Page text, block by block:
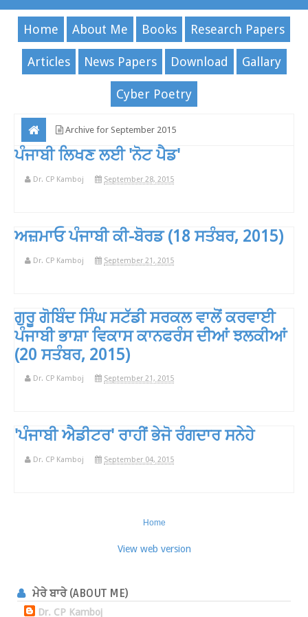
Home About Me Books Research Papers
Articles News Papers Download Gallary
Cyber Poetry
Archive for September 2015
ਪੰਜਾਬੀ ਲਿਖਣ ਲਈ 'ਨੋਟ ਪੈਡ'
Dr. CP Kamboj September 28, 2015
ਅਜ਼ਮਾਓ ਪੰਜਾਬੀ ਕੀ-ਬੋਰਡ (18 ਸਤੰਬਰ, 2015)
Dr. CP Kamboj September 21, 2015
ਗੁਰੂ ਗੋਬਿੰਦ ਸਿੰਘ ਸਟੱਡੀ ਸਰਕਲ ਵਾਲੋਂ ਕਰਵਾਈ
ਪੰਜਾਬੀ ਭਾਸ਼ਾ ਵਿਕਾਸ ਕਾਨਫਰੰਸ ਦੀਆਂ ਝਲਕੀਆਂ
(20 ਸਤੰਬਰ, 2015)
Dr. CP Kamboj September 21, 2015
'ਪੰਜਾਬੀ ਐਡੀਟਰ' ਰਾਹੀਂ ਭੇਜੋ ਰੰਗਦਾਰ ਸਨੇਹੇ
Dr. CP Kamboj September 04, 2015
Home
View web version
ਮੇਰੇ ਬਾਰੇ (ABOUT ME)
Dr. CP Kamboj